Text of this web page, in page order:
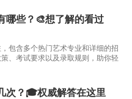
哪些？🎨想了解的看过
包含多个热门艺术专业和详细的招
、考试要求以及录取规则，助你轻
次？🎓权威解答在这里